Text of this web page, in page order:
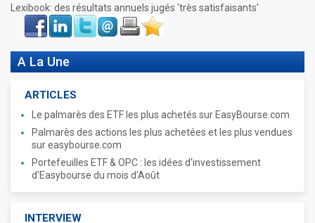
Lexibook: des résultats annuels jugés 'très satisfaisants'
Face
book
LinkIn Twitter Envoyer ImprimerFavoris
A La Une
ARTICLES
Le palmarès des ETF les plus achetés sur EasyBourse.com
Palmarès des actions les plus achetées et les plus vendues
sur easybourse.com
Portefeuilles ETF & OPC : les idées d'investissement
d'Easybourse du mois d'Août
INTERVIEW